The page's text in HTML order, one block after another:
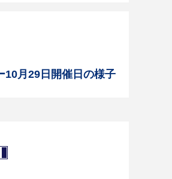
10月29日開催日の様子